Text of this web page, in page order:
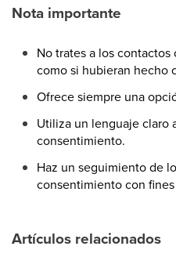
Nota importante
No trates a los
como si hubieran hecho
Ofrece siempre una
Utiliza un lenguaje claro
consentimiento.
Haz un seguimiento de
consentimiento con
Artículos relacionados